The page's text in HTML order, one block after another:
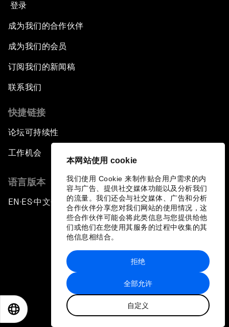
本网站使用 cookie
我们使用 Cookie 来制作贴合用户需求的内
容与广告、提供社交媒体功能以及分析我们
的流量。我们还会与社交媒体、广告和分析
合作伙伴分享您对我们网站的使用情况，这
些合作伙伴可能会将此类信息与您提供给他
们或他们在您使用其服务的过程中收集的其
他信息相结合。
全部允许
自定义
拒绝
登录
成为我们的合作伙伴
成为我们的会员
订阅我们的新闻稿
联系我们
快捷链接
论坛可持续性
工作机会
语言版本
EN ▪ES▪中文▪ 日本語
站点地图
世界经济论坛